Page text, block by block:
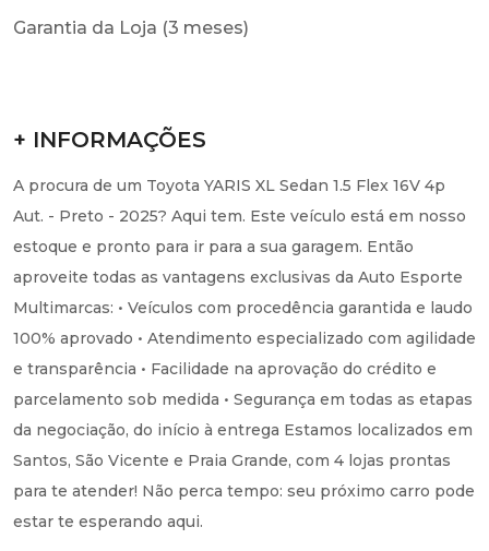
Garantia da Loja (3 meses)
+ INFORMAÇÕES
A procura de um Toyota YARIS XL Sedan 1.5 Flex 16V 4p
Aut. - Preto - 2025? Aqui tem. Este veículo está em nosso
estoque e pronto para ir para a sua garagem. Então
aproveite todas as vantagens exclusivas da Auto Esporte
Multimarcas: • Veículos com procedência garantida e laudo
100% aprovado • Atendimento especializado com agilidade
e transparência • Facilidade na aprovação do crédito e
parcelamento sob medida • Segurança em todas as etapas
da negociação, do início à entrega Estamos localizados em
Santos, São Vicente e Praia Grande, com 4 lojas prontas
para te atender! Não perca tempo: seu próximo carro pode
estar te esperando aqui.